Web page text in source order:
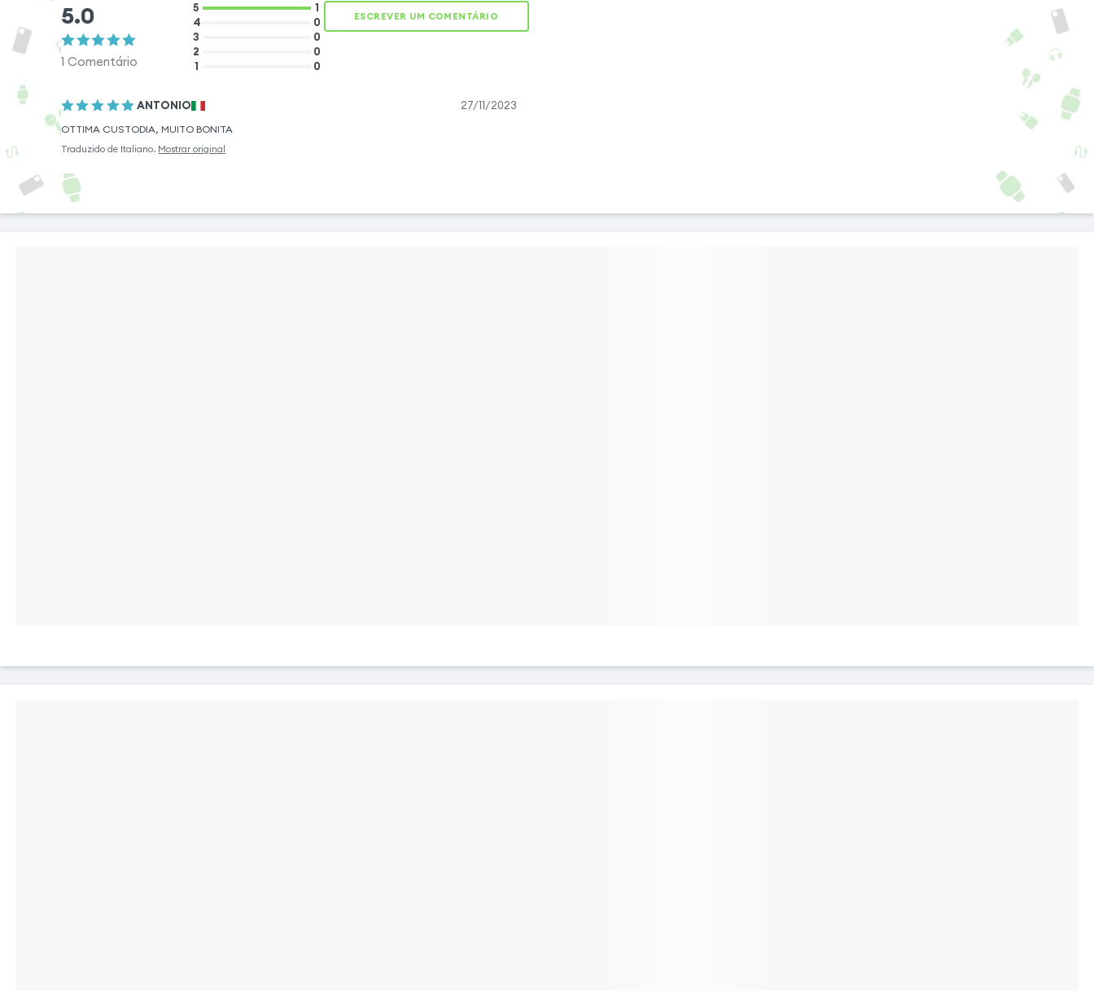
quedas e arranhões. A parte frontal macia,
por outro lado, cobre todo o ecrã e todo o
lado do telefone e protege-o de arranhões e
total dá-lhe uma aderência melhorada e uma
Design Transparente e construção à
medida
5.0
1 Comentário
5
1
4
0
3
0
2
0
1
0
ESCREVER UM COMENTÁRIO
ANTONIO 27/11/2023
OTTIMA CUSTODIA, MUITO BONITA
Traduzido de Italiano. Mostrar original